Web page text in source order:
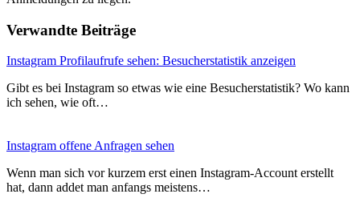
Verwandte Beiträge
Instagram Profilaufrufe sehen: Besucherstatistik anzeigen
Gibt es bei Instagram so etwas wie eine Besucherstatistik? Wo kann
ich sehen, wie oft…
Instagram offene Anfragen sehen
Wenn man sich vor kurzem erst einen Instagram-Account erstellt
hat, dann addet man anfangs meistens…